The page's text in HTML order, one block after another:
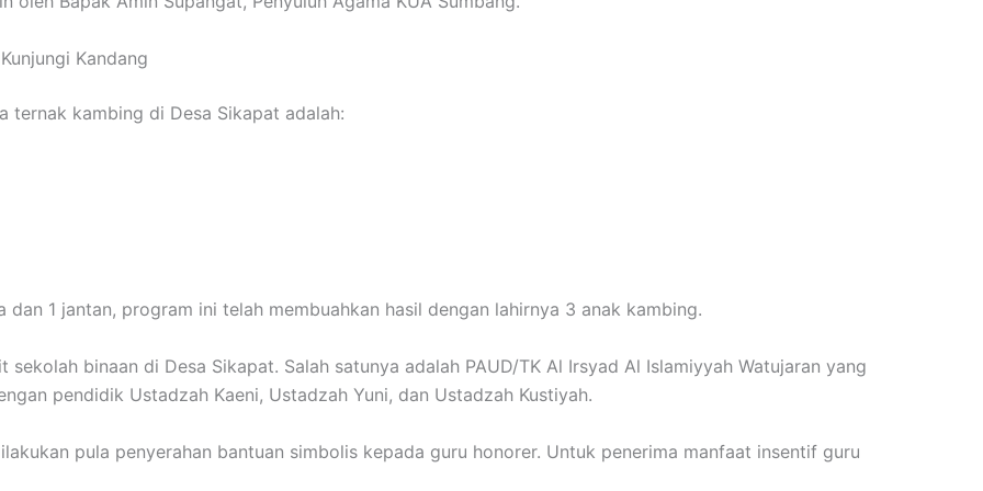
Kandang
ternak kambing di Desa Sikapat adalah:
1 jantan, program ini telah membuahkan hasil dengan lahirnya 3 anak kambing.
binaan di Desa Sikapat. Salah satunya adalah PAUD/TK Al Irsyad Al Islamiyyah Watujaran yang
pendidik Ustadzah Kaeni, Ustadzah Yuni, dan Ustadzah Kustiyah.
pula penyerahan bantuan simbolis kepada guru honorer. Untuk penerima manfaat insentif guru